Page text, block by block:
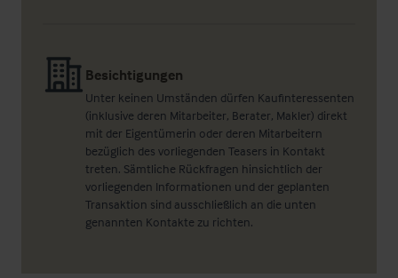
Besichtigungen
Unter keinen Umständen dürfen Kaufinteressenten
(inklusive deren Mitarbeiter, Berater, Makler) direkt
mit der Eigentümerin oder deren Mitarbeitern
bezüglich des vorliegenden Teasers in Kontakt
treten. Sämtliche Rückfragen hinsichtlich der
vorliegenden Informationen und der geplanten
Transaktion sind ausschließlich an die unten
genannten Kontakte zu richten.